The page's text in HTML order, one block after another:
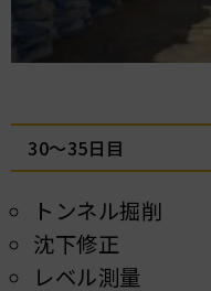
30～35日目
トンネル掘削
沈下修正
レベル測量